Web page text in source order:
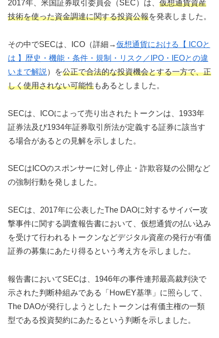
2017年、米国証券取引委員会（SEC）は、 仮想通貨資産
技術を使った資金調達に関する投資公報を発表しました。
その中でSECは、ICO（詳細→仮想通貨における【 ICOと
は 】歴史・機能・条件・規制・リスク／IPO・IEOとの違
いまで解説 ）を公正で合法的な投資機会とする一方で、正
しく使用されない可能性もあるとしました。
SECは、ICOによって売り出されたトークンは、1933年
証券法及び1934年証券取引所法が定義する証券に該当す
る場合があるとの見解を示しました。
SECはICOのスポンサーに対し停止・詐欺容疑の公開など
の強制行動を発しました。
SECは、2017年に公表したThe DAOに対するサイバー攻
撃事件に関する調査報告書において、仮想通貨の払い込み
を受けて行われるトークンなどデジタル資産の発行が有価
証券の募集にあたり得るという考え方を示しました。
報告書においてSECは、1946年の事件連邦最高裁判決で
示された判断枠組みである「HowEY基準」に照らして、
The DAOが発行しようとしたトークンは有価主権の一類
型である投資契約にあたるという判断を示しました。